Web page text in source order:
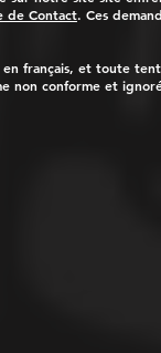
de Contact. Ces
français, et toute
non conforme et